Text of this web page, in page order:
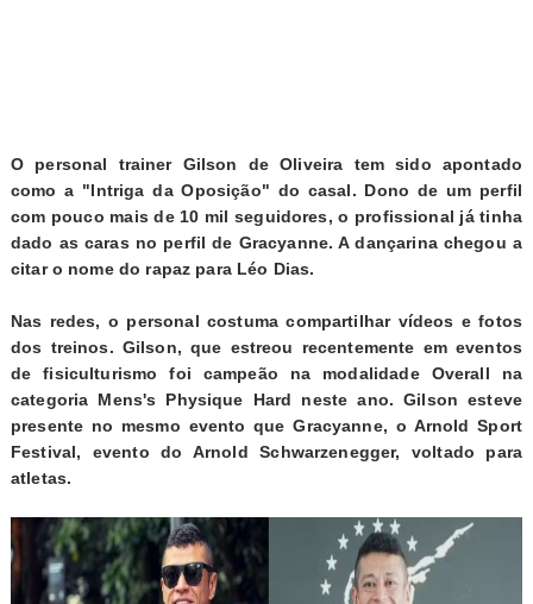
O personal trainer Gilson de Oliveira tem sido apontado
como a "Intriga da Oposição" do casal. Dono de um perfil
com pouco mais de 10 mil seguidores, o profissional já tinha
dado as caras no perfil de Gracyanne. A dançarina chegou a
citar o nome do rapaz para Léo Dias.
Nas redes, o personal costuma compartilhar vídeos e fotos
dos treinos. Gilson, que estreou recentemente em eventos
de fisiculturismo foi campeão na modalidade Overall na
categoria Mens's Physique Hard neste ano.Gilson esteve
presente no mesmo evento que Gracyanne, o Arnold Sport
Festival, evento do Arnold Schwarzenegger, voltado para
atletas.